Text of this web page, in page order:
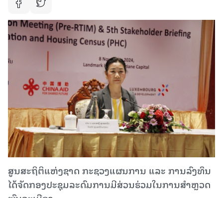
ສູນສະຖິຕິແຫ່ງຊາດ ກະຊວງແຜນການ ແລະ ການລົງທຶນ
ໄດ້ຈັດກອງປະຊຸມລະດົມການມີສ່ວນຮ່ວມໃນການສໍາຫຼວດ